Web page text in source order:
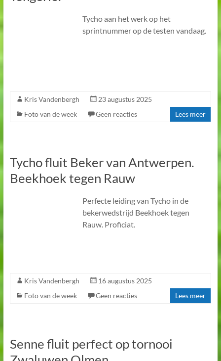
Tycho aan het werk op het
sprintnummer op de testen vandaag.
Kris Vandenbergh
23 augustus 2025
Foto van de week
Geen reacties Lees meer
Tycho fluit Beker van Antwerpen.
Beekhoek tegen Rauw
Perfecte leiding van Tycho in de
bekerwedstrijd Beekhoek tegen
Rauw. Proficiat.
Kris Vandenbergh
16 augustus 2025
Foto van de week
Geen reacties Lees meer
Senne fluit perfect op tornooi